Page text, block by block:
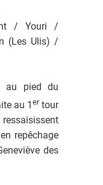
/ Youri /
(Les Ulis) /
au pied du
au 1 ertour
repêchage
des